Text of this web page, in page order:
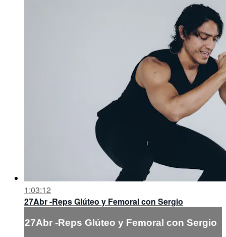
1:03:12
27Abr -Reps Glúteo y Femoral con Sergio
27Abr -Reps Glúteo y Femoral con Sergio